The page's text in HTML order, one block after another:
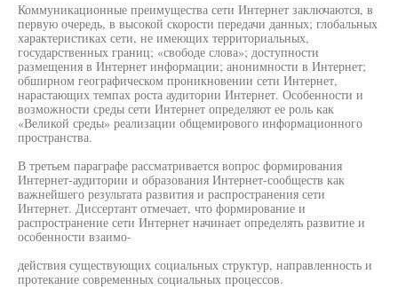
Коммуникационные преимущества сети Интернет заключаются, в
первую очередь, в высокой скорости передачи данных; глобальных
характеристиках сети, не имеющих территориальных,
государственных границ; «свободе слова»; доступности
размещения в Интернет информации; анонимности в Интернет;
обширном географическом проникновении сети Интернет,
нарастающих темпах роста аудитории Интернет. Особенности и
возможности среды сети Интернет определяют ее роль как
«Великой среды» реализации общемирового информационного
пространства.
В третьем параграфе рассматривается вопрос формирования
Интернет-аудитории и образования Интернет-сообществ как
важнейшего результата развития и распространения сети
Интернет. Диссертант отмечает, что формирование и
распространение сети Интернет начинает определять развитие и
особенности взаимо-
действия существующих социальных структур, направленность и
протекание современных социальных процессов.